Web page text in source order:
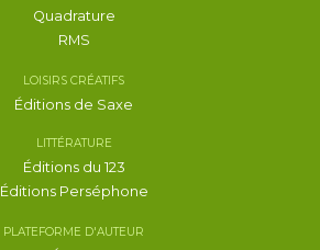
Quadrature
RMS
LOISIRS CRÉATIFS
Éditions de Saxe
LITTÉRATURE
Éditions du 123
Éditions Perséphone
PLATEFORME D'AUTEUR